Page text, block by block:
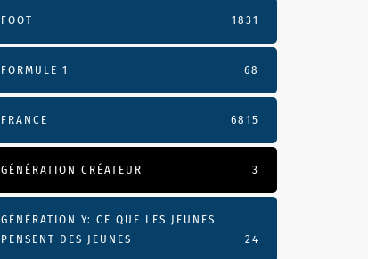
FOOT 1831
FORMULE 1 68
FRANCE 6815
GÉNÉRATION CRÉATEUR 3
GÉNÉRATION Y: CE QUE LES JEUNES
PENSENT DES JEUNES
24